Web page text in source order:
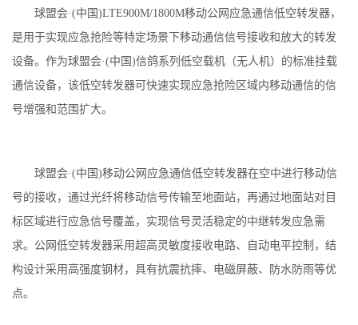
球盟会·(中国)LTE900M/1800M移动公网应急通信低空转发器，
是用于实现应急抢险等特定场景下移动通信信号接收和放大的转发
设备。作为球盟会·(中国)信鸽系列低空载机（无人机）的标准挂载
通信设备，该低空转发器可快速实现应急抢险区域内移动通信的信
号增强和范围扩大。
球盟会·(中国)移动公网应急通信低空转发器在空中进行移动信
号的接收，通过光纤将移动信号传输至地面站，再通过地面站对目
标区域进行应急信号覆盖，实现信号灵活稳定的中继转发应急需
求。公网低空转发器采用超高灵敏度接收电路、自动电平控制，结
构设计采用高强度钢材，具有抗震抗摔、电磁屏蔽、防水防雨等优
点。